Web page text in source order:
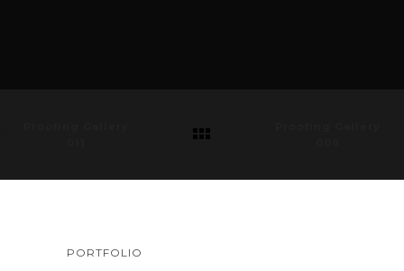
PORTFOLIO